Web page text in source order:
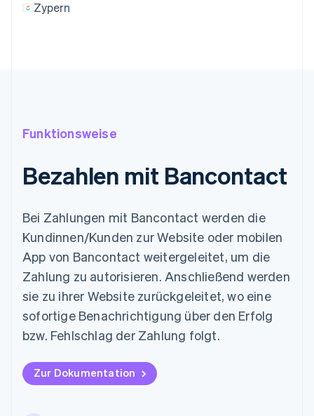
Zypern
Funktionsweise
Bezahlen mit Bancontact
Bei Zahlungen mit Bancontact werden die
Kundinnen/Kunden zur Website oder mobilen
App von Bancontact weitergeleitet, um die
Zahlung zu autorisieren. Anschließend werden
sie zu ihrer Website zurückgeleitet, wo eine
sofortige Benachrichtigung über den Erfolg
bzw. Fehlschlag der Zahlung folgt.
Zur Dokumentation